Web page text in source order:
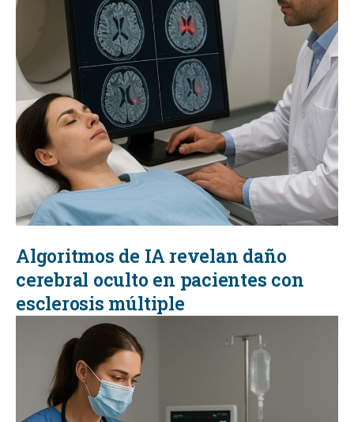
Algoritmos de IA revelan daño
cerebral oculto en pacientes con
esclerosis múltiple